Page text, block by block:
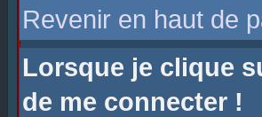
Revenir en haut de
Lorsque je clique
de me connecter !